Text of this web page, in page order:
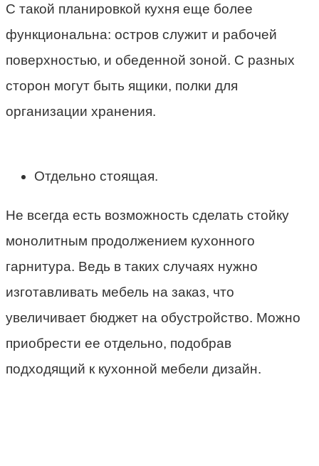
С такой планировкой кухня еще более
функциональна: остров служит и рабочей
поверхностью, и обеденной зоной. С разных
сторон могут быть ящики, полки для
организации хранения.
Отдельно стоящая.
Не всегда есть возможность сделать стойку
монолитным продолжением кухонного
гарнитура. Ведь в таких случаях нужно
изготавливать мебель на заказ, что
увеличивает бюджет на обустройство. Можно
приобрести ее отдельно, подобрав
подходящий к кухонной мебели дизайн.